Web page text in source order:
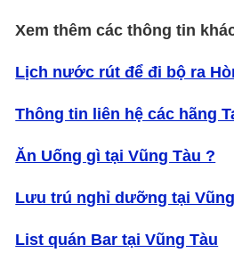
Xem thêm các thông tin
Lịch nước rút để đi bộ ra
Thông tin liên hệ các hãng
Ăn Uống gì tại Vũng Tàu ?
Lưu trú nghỉ dưỡng tại
List quán Bar tại Vũng Tàu